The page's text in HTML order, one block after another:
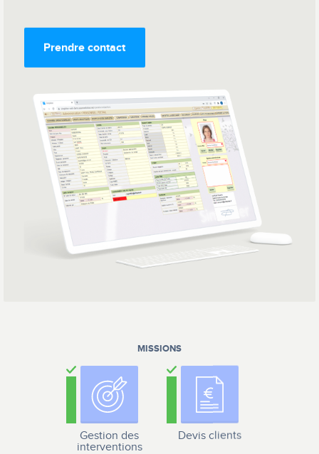
Prendre contact
MISSIONS
Gestion des
interventions
Devis clients